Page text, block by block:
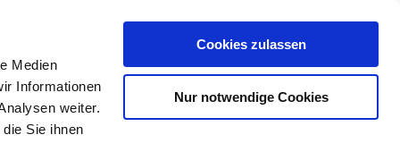
Medien
Informationen
weiter.
Sie ihnen
Cookies zulassen
Nur notwendige Cookies
0,00 €